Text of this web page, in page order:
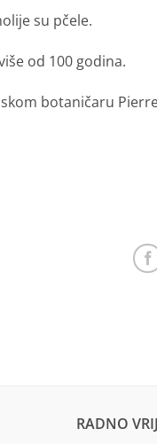
su pčele.
od 100 godina.
botaničaru
RADNO